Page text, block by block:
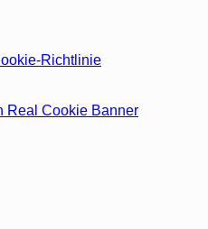
Richtlinie
Real Cookie Banner